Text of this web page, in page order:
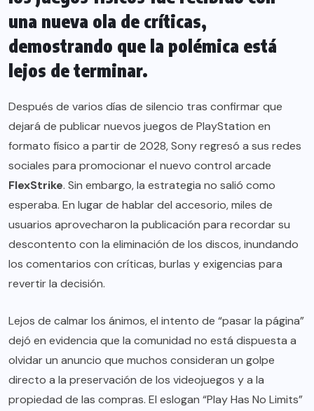
una nueva ola de críticas,
demostrando que la polémica está
lejos de terminar.
Después de varios días de silencio tras confirmar que
dejará de publicar nuevos juegos de PlayStation en
formato físico a partir de 2028, Sony regresó a sus redes
sociales para promocionar el nuevo control arcade
FlexStrike. Sin embargo, la estrategia no salió como
esperaba. En lugar de hablar del accesorio, miles de
usuarios aprovecharon la publicación para recordar su
descontento con la eliminación de los discos, inundando
los comentarios con críticas, burlas y exigencias para
revertir la decisión.
Lejos de calmar los ánimos, el intento de “pasar la página”
dejó en evidencia que la comunidad no está dispuesta a
olvidar un anuncio que muchos consideran un golpe
directo a la preservación de los videojuegos y a la
propiedad de las compras. El eslogan “Play Has No Limits”